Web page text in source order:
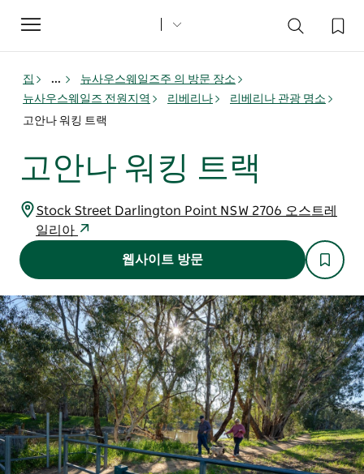
Toggle
navigation
집 ...
뉴사우스웨일즈주 의 방문 장소
뉴사우스웨일즈 전원지역
리베리나
리베리나 관광 명소
고안나 워킹 트랙
고안나 워킹 트랙
Stock Street Darlington Point NSW 2706 오스트레
일리아
웹사이트 방문